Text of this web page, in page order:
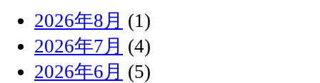
2026年8月 (1)
2026年7月 (4)
2026年6月 (5)